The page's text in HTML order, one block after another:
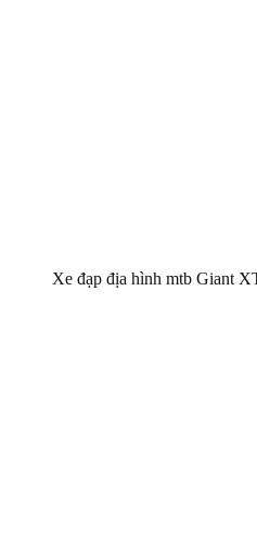
Xe đạp địa hình mtb Giant